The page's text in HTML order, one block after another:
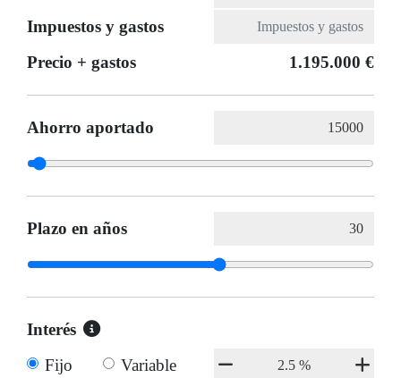
Impuestos y gastos
Precio + gastos
1.195.000 €
Ahorro aportado
Plazo en años
Interés
Fijo
Variable